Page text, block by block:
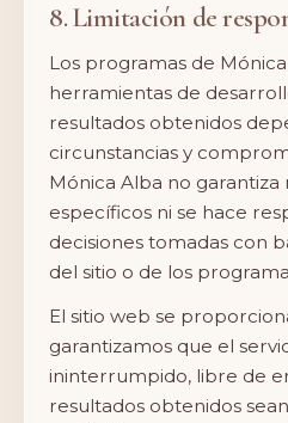
8. Limitación de
Los programas de
herramientas de
resultados obtenidos
circunstancias y
Mónica Alba no garantiza
específicos ni se hace
decisiones tomadas con
del sitio o de los
El sitio web se
garantizamos que el
ininterrumpido, libre de
resultados obtenidos